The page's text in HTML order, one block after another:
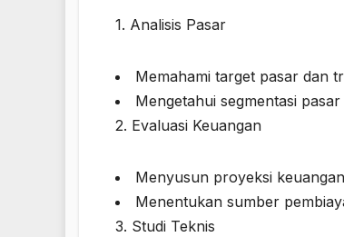
1. Analisis Pasar
Memahami target pasar dan
Mengetahui segmentasi
2. Evaluasi Keuangan
Menyusun proyeksi
Menentukan sumber
3. Studi Teknis